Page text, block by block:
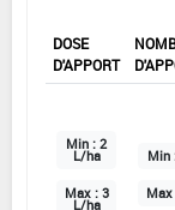
DOSE
D'APPORT
Min : 2
L/ha
Max : 3
L/ha
Min
Max